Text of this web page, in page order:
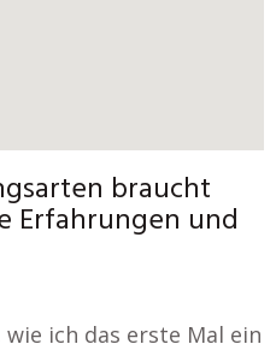
braucht
Erfahrungen und
ich das erste Mal ein